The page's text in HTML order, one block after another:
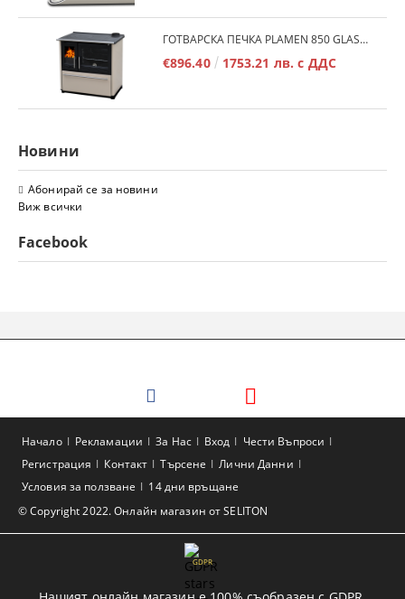
ГОТВАРСКА ПЕЧКА PLAMEN 850 GLAS 11KW
€896.40 1753.21 лв. с ДДС
Новини
Абонирай се за новини
Виж всички
Facebook
© Copyright 2022. Онлайн магазин от SELITON
Начало Рекламации За Нас Вход
Чести Въпроси
Регистрация
Контакт Търсене
Лични Данни
Условия за ползване
14 дни връщане
GDPR